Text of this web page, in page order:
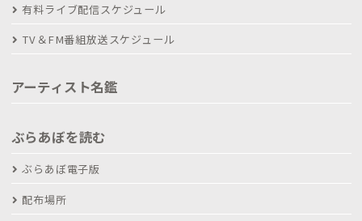
有料ライブ配信スケジュール
TV＆FM番組放送スケジュール
アーティスト名鑑
ぶらあぼを読む
ぶらあぼ電子版
配布場所